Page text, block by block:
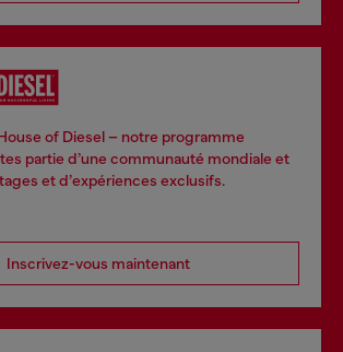
of Diesel – notre programme
partie d’une communauté mondiale et
et d’expériences exclusifs.
Inscrivez-vous maintenant